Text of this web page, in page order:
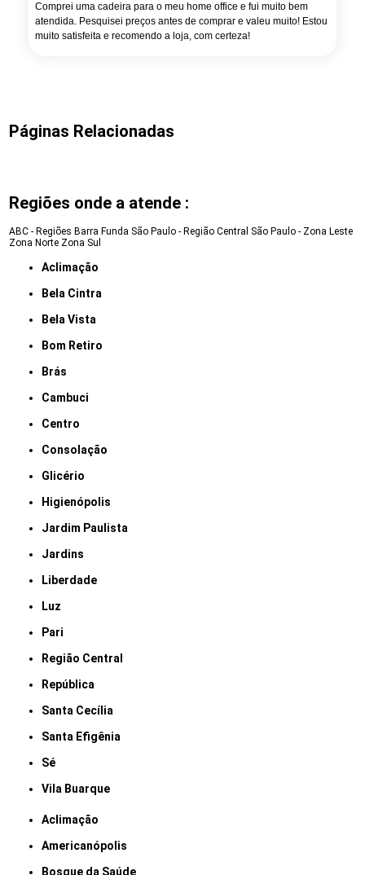
Comprei uma cadeira para o meu home office e fui muito bem
atendida. Pesquisei preços antes de comprar e valeu muito! Estou
muito satisfeita e recomendo a loja, com certeza!
Páginas Relacionadas
Regiões onde a atende :
ABC - Regiões Barra Funda São Paulo - Região Central São Paulo - Zona Leste
Zona Norte Zona Sul
Aclimação
Bela Cintra
Bela Vista
Bom Retiro
Brás
Cambuci
Centro
Consolação
Glicério
Higienópolis
Jardim Paulista
Jardins
Liberdade
Luz
Pari
Região Central
República
Santa Cecília
Santa Efigênia
Sé
Vila Buarque
Aclimação
Americanópolis
Bosque da Saúde